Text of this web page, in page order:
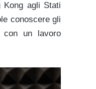
agli Stati
conoscere gli
un lavoro